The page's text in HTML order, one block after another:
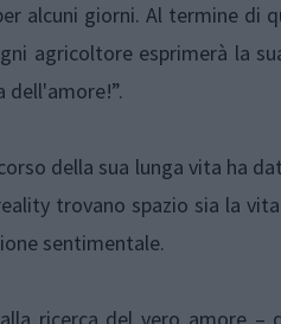
alcuni giorni. Al termine di
agricoltore esprimerà la
dell'amore!”.
della sua lunga vita ha
trovano spazio sia la
sentimentale.